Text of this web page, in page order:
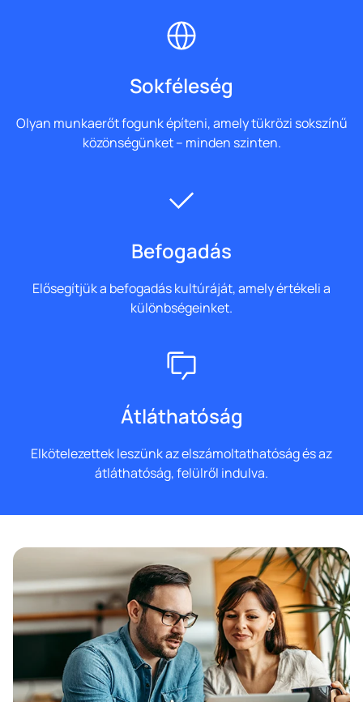
Sokféleség
Olyan munkaerőt fogunk építeni, amely tükrözi sokszínű
közönségünket – minden szinten.
Befogadás
Elősegítjük a befogadás kultúráját, amely értékeli a
különbségeinket.
Átláthatóság
Elkötelezettek leszünk az elszámoltathatóság és az
átláthatóság, felülről indulva.